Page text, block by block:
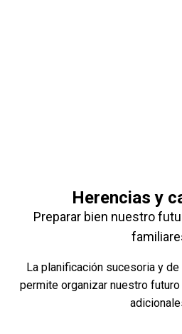
Herencias y
Preparar bien nuestro
La planificación sucesoria y
permite organizar nuestro